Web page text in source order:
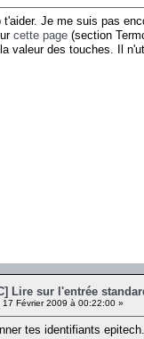
Je me suis pas
cette page (section
la valeur des touches. Il
Lire sur l'entrée
17 Février 2009 à 00:22:00 »
tes identifiants